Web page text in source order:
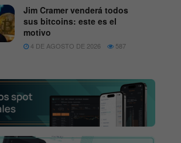
Jim Cramer venderá todos
sus bitcoins: este es el
motivo
4 DE AGOSTO DE 2026 587